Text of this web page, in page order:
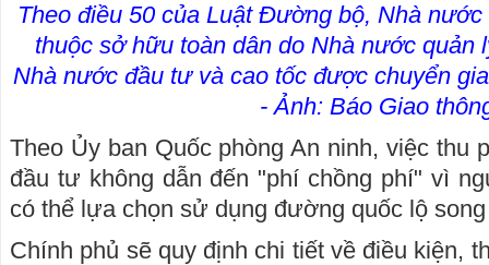
Theo điều 50 của Luật Đường bộ, Nhà
thuộc sở hữu toàn dân do Nhà nước quản
Nhà nước đầu tư và cao tốc được chuyển
- Ảnh: Báo Giao
Theo Ủy ban Quốc phòng An ninh, việc thu
đầu tư không dẫn đến "phí chồng phí" vì
có thể lựa chọn sử dụng đường quốc lộ
Chính phủ sẽ quy định chi tiết về điều kiện,